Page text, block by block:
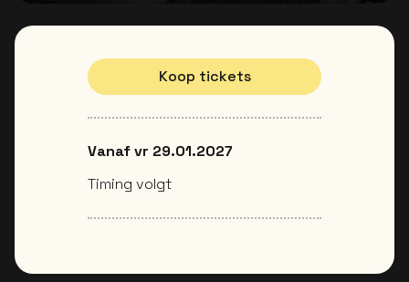
Koop tickets
Vanaf vr 29.01.2027
Timing volgt